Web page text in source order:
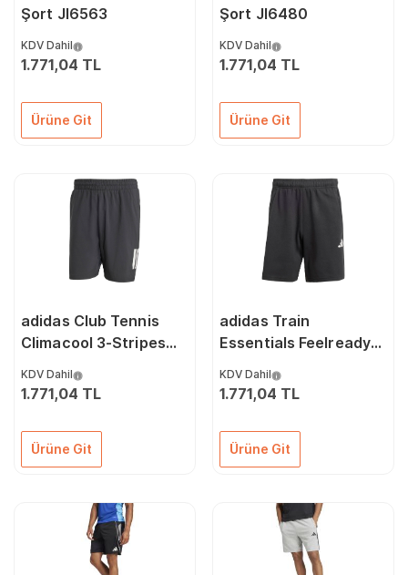
Şort JI6563
KDV Dahil
1.771,04 TL
Ürüne Git
Şort JI6480
KDV Dahil
1.771,04 TL
Ürüne Git
adidas Club Tennis
Climacool 3-Stripes
KDV Dahil
1.771,04 TL
Ürüne Git
adidas Train
Essentials Feelready
KDV Dahil
1.771,04 TL
Ürüne Git